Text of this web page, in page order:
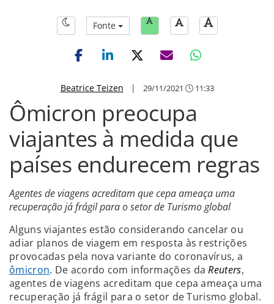
Fonte
Beatrice Teizen | 29/11/2021 11:33
Ômicron preocupa
viajantes à medida que
países endurecem regras
Agentes de viagens acreditam que cepa ameaça uma
recuperação já frágil para o setor de Turismo global
Alguns viajantes estão considerando cancelar ou
adiar planos de viagem em resposta às restrições
provocadas pela nova variante do coronavírus, a
ômicron. De acordo com informações daReuters,
agentes de viagens acreditam que cepa ameaça uma
recuperação já frágil para o setor de Turismo global.